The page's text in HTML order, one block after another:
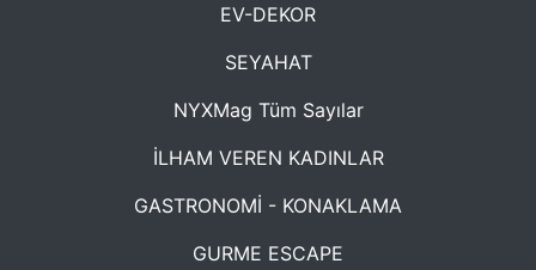
EV-DEKOR
SEYAHAT
NYXMag Tüm Sayılar
İLHAM VEREN KADINLAR
GASTRONOMİ - KONAKLAMA
GURME ESCAPE